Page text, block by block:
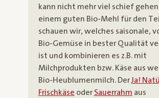
kann nicht mehr viel schief
einem guten Bio-Mehl für den
schauen wir, welches saisonale,
Bio-Gemüse in bester Qualität
ist und kombinieren es z.B. mit
Milchprodukten bzw. Käse aus
Bio-Heublumenmilch. DerJa!
Frischkäse oder Sauerrahm aus